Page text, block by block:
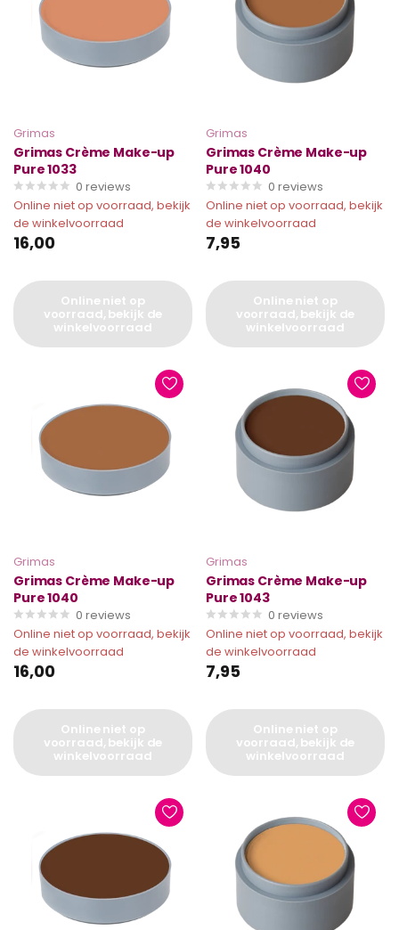
Grimas
Grimas Crème Make-up
Pure 1033
0 reviews
Online niet op voorraad, bekijk
de winkelvoorraad
16,00
Online niet op
voorraad, bekijk de
winkelvoorraad
Grimas
Grimas Crème Make-up
Pure 1040
0 reviews
Online niet op voorraad, bekijk
de winkelvoorraad
7,95
Online niet op
voorraad, bekijk de
winkelvoorraad
Grimas
Grimas Crème Make-up
Pure 1040
0 reviews
Online niet op voorraad, bekijk
de winkelvoorraad
16,00
Online niet op
voorraad, bekijk de
winkelvoorraad
Grimas
Grimas Crème Make-up
Pure 1043
0 reviews
Online niet op voorraad, bekijk
de winkelvoorraad
7,95
Online niet op
voorraad, bekijk de
winkelvoorraad